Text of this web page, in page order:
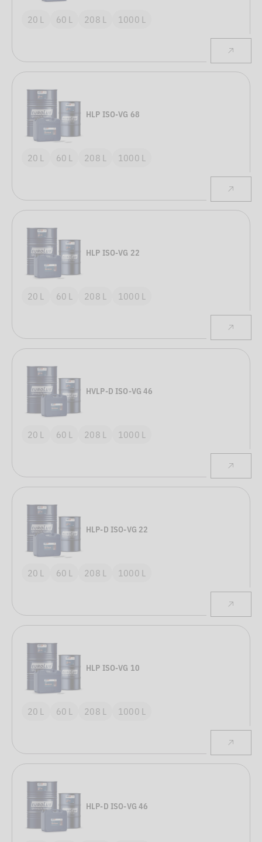
20 L 60 L 208 L 1000 L
HLP ISO-VG 68
20 L 60 L 208 L 1000 L
HLP ISO-VG 22
20 L 60 L 208 L 1000 L
HVLP-D ISO-VG 46
20 L 60 L 208 L 1000 L
HLP-D ISO-VG 22
20 L 60 L 208 L 1000 L
HLP ISO-VG 10
20 L 60 L 208 L 1000 L
HLP-D ISO-VG 46